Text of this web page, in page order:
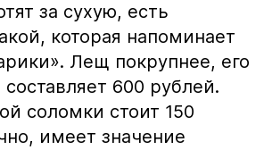
за сухую, есть
которая напоминает
Лещ покрупнее, его
600 рублей.
соломки стоит 150
имеет значение